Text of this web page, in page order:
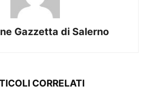
Gazzetta di Salerno
CORRELATI